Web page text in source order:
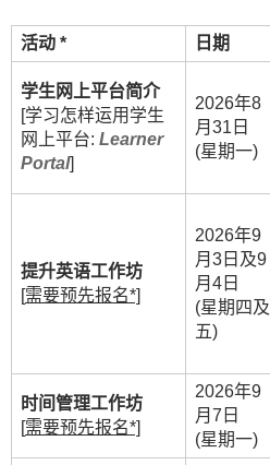
活动 * 日期
学生网上平台简介
[学习怎样运用学生
网上平台: Learner
Portal]
2026年8
月31日
(星期一)
提升英语工作坊
[需要预先报名*]
2026年9
月3日及9
月4日
(星期四及
五)
时间管理工作坊
[需要预先报名*]
2026年9
月7日
(星期一)